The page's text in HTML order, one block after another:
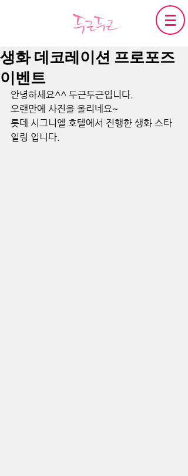
생화 데코레이션 프로포즈
이벤트
안녕하세요^^ 두근두근입니다.
오랜만에 사진을 올리네요~
롯데 시그니엘 호텔에서 진행한 생화 스타
일링 입니다.